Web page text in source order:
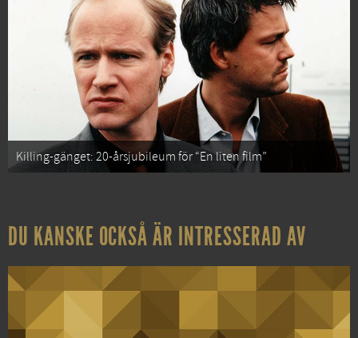
Killing-gänget: 20-årsjubileum för “En liten film”
DU KANSKE OCKSÅ ÄR INTRESSERAD AV